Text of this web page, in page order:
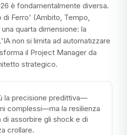
è fondamentalmente diversa.
di Ferro' (Ambito, Tempo,
quarta dimensione: la
non si limita ad automatizzare
il Project Manager da
strategico.
la precisione predittiva—
complessi—ma la resilienza
assorbire gli shock e di
crollare.